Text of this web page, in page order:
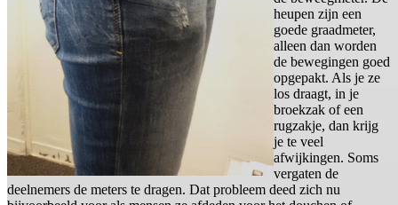
heupen zijn een
goede graadmeter,
alleen dan worden
de bewegingen goed
opgepakt. Als je ze
los draagt, in je
broekzak of een
rugzakje, dan krijg
je te veel
afwijkingen. Soms
vergaten de
deelnemers de meters te dragen. Dat probleem deed zich nu